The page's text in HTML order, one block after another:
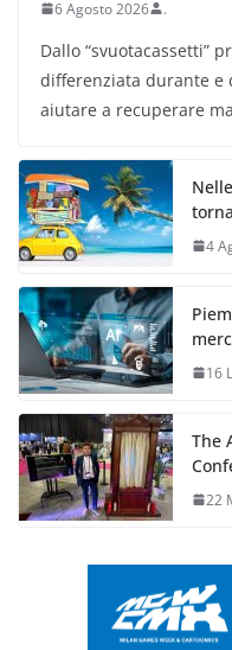
6 Agosto 2026 .
Dallo “svuotacassetti”
differenziata durante e
aiutare a recuperare
4
16
The
22